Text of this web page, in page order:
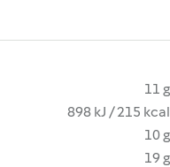
11 g
898 kJ / 215 kcal
10 g
19 g